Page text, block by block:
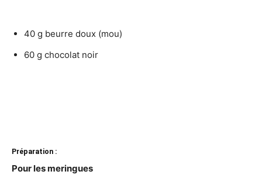
40 g beurre doux (mou)
60 g chocolat noir
Préparation :
Pour les meringues